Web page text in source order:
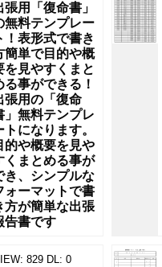
張用「復命書」
無料テンプレー
！表形式で書き
簡単で目的や概
を見やすくまと
る事ができる！
張用の「復命
」無料テンプレ
トになります。
的や概要を見や
くまとめる事が
き、シンプルな
ォーマットで書
方が簡単な出張
告書です
829 DL: 0